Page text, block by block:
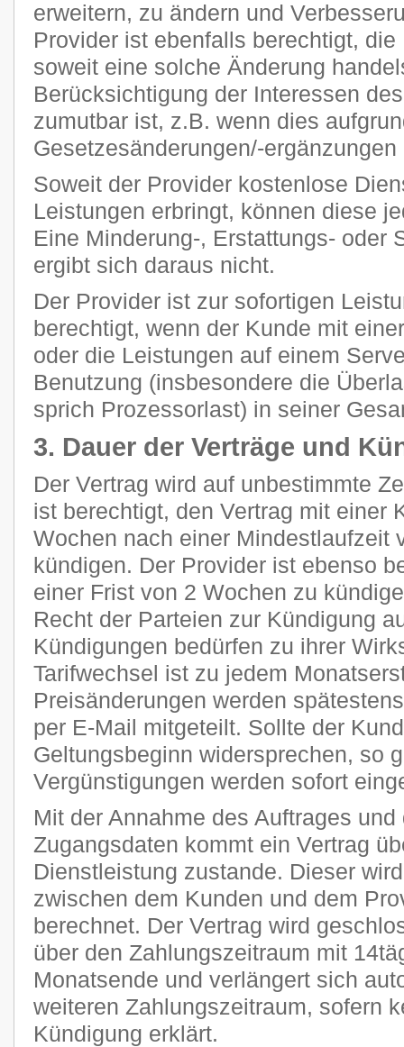
erweitern, zu ändern und
Provider ist ebenfalls berechtigt,
soweit eine solche Änderung
Berücksichtigung der Interessen
zumutbar ist, z.B. wenn dies
Gesetzesänderungen/-
Soweit der Provider kostenlose
Leistungen erbringt, können diese
Eine Minderung-, Erstattungs- oder
ergibt sich daraus nicht.
Der Provider ist zur sofortigen
berechtigt, wenn der Kunde mit
oder die Leistungen auf einem
Benutzung (insbesondere die
sprich Prozessorlast) in seiner
3. Dauer der Verträge und
Der Vertrag wird auf unbestimmte
ist berechtigt, den Vertrag mit einer
Wochen nach einer Mindestlaufzeit
kündigen. Der Provider ist ebenso
einer Frist von 2 Wochen zu
Recht der Parteien zur Kündigung
Kündigungen bedürfen zu ihrer
Tarifwechsel ist zu jedem
Preisänderungen werden
per E-Mail mitgeteilt. Sollte der
Geltungsbeginn widersprechen, so
Vergünstigungen werden sofort
Mit der Annahme des Auftrages und
Zugangsdaten kommt ein Vertrag
Dienstleistung zustande. Dieser
zwischen dem Kunden und dem
berechnet. Der Vertrag wird
über den Zahlungszeitraum mit
Monatsende und verlängert sich
weiteren Zahlungszeitraum, sofern
Kündigung erklärt.